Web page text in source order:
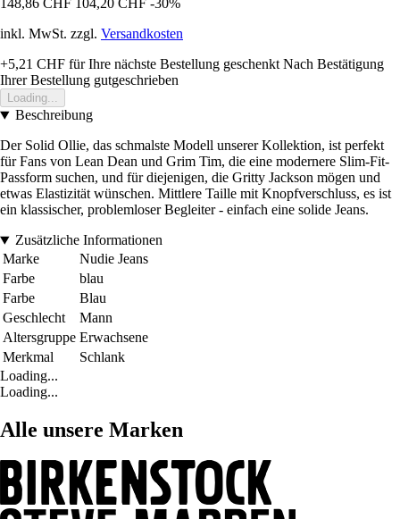
148,86 CHF 104,20 CHF -30%
inkl. MwSt. zzgl. Versandkosten
+5,21 CHF für Ihre nächste Bestellung geschenkt Nach Bestätigung
Ihrer Bestellung gutgeschrieben
Loading...
Beschreibung
Der Solid Ollie, das schmalste Modell unserer Kollektion, ist perfekt
für Fans von Lean Dean und Grim Tim, die eine modernere Slim-Fit-
Passform suchen, und für diejenigen, die Gritty Jackson mögen und
etwas Elastizität wünschen. Mittlere Taille mit Knopfverschluss, es ist
ein klassischer, problemloser Begleiter - einfach eine solide Jeans.
Zusätzliche Informationen
Marke
Nudie Jeans
Farbe
blau
Farbe
Blau
Geschlecht
Mann
Altersgruppe Erwachsene
Merkmal
Schlank
Loading...
Loading...
Alle unsere Marken